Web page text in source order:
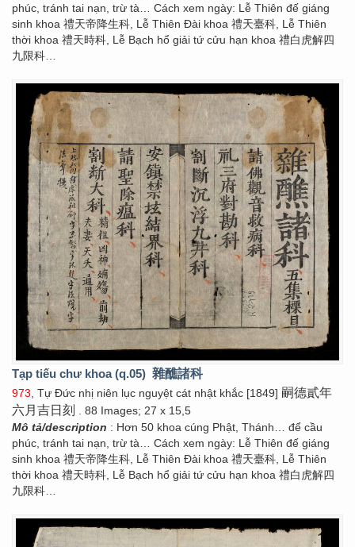
phúc, tránh tai nạn, trừ tà… Cách xem ngày: Lễ Thiên đế giáng
sinh khoa 禮天帝降生科, Lễ Thiên Đài khoa 禮天臺科, Lễ Thiên
thời khoa 禮天時科, Lễ Bạch hổ giải tứ cửu hạn khoa 禮白虎解四
九限科…
Tạp tiếu chư khoa (q.05) 雜醮諸科
973, Tự Đức nhị niên lục nguyệt cát nhật khắc [1849] 嗣德貳年
六月吉日刻 . 88 Images; 27 x 15,5
Mô tả/description : Hơn 50 khoa cúng Phật, Thánh… để cầu
phúc, tránh tai nạn, trừ tà… Cách xem ngày: Lễ Thiên đế giáng
sinh khoa 禮天帝降生科, Lễ Thiên Đài khoa 禮天臺科, Lễ Thiên
thời khoa 禮天時科, Lễ Bạch hổ giải tứ cửu hạn khoa 禮白虎解四
九限科…